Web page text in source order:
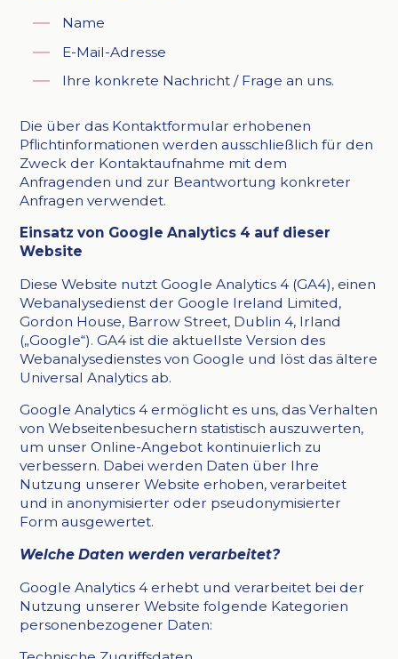
Name
E-Mail-Adresse
Ihre konkrete Nachricht / Frage an uns.
Die über das Kontaktformular erhobenen
Pflichtinformationen werden ausschließlich für den
Zweck der Kontaktaufnahme mit dem
Anfragenden und zur Beantwortung konkreter
Anfragen verwendet.
Einsatz von Google Analytics 4 auf dieser
Website
Diese Website nutzt Google Analytics 4 (GA4), einen
Webanalysedienst der Google Ireland Limited,
Gordon House, Barrow Street, Dublin 4, Irland
(„Google“). GA4 ist die aktuellste Version des
Webanalysedienstes von Google und löst das ältere
Universal Analytics ab.
Google Analytics 4 ermöglicht es uns, das Verhalten
von Webseitenbesuchern statistisch auszuwerten,
um unser Online-Angebot kontinuierlich zu
verbessern. Dabei werden Daten über Ihre
Nutzung unserer Website erhoben, verarbeitet
und in anonymisierter oder pseudonymisierter
Form ausgewertet.
Welche Daten werden verarbeitet?
Google Analytics 4 erhebt und verarbeitet bei der
Nutzung unserer Website folgende Kategorien
personenbezogener Daten: